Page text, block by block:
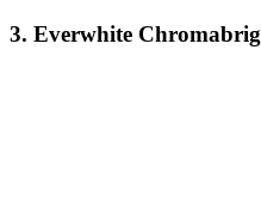
3. Everwhite